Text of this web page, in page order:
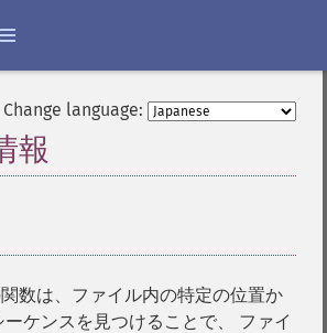
Change language:
報
数は、ファイル内の特定の位置か
ケンスを見つけることで、 ファイ